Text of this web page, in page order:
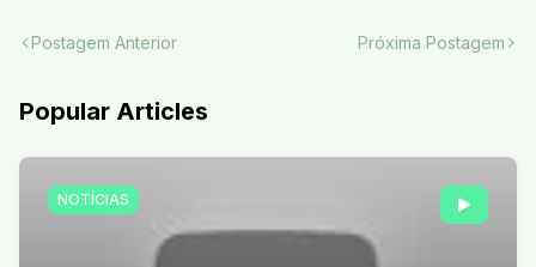
Postagem Anterior Próxima Postagem
Popular Articles
NOTÍCIAS